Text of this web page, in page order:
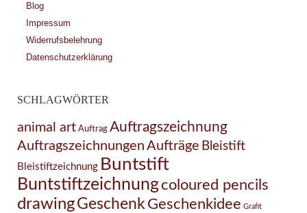
Blog
Impressum
Widerrufsbelehrung
Datenschutzerklärung
SCHLAGWÖRTER
animal art Auftrag Auftragszeichnung
Auftragszeichnungen Aufträge Bleistift
Bleistiftzeichnung Buntstift
Buntstiftzeichnungcoloured pencils
drawingGeschenk Geschenkidee Grafit